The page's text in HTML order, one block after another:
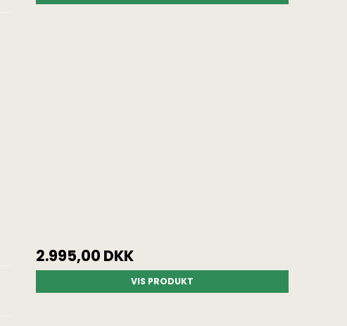
2.995,00 DKK
VIS PRODUKT